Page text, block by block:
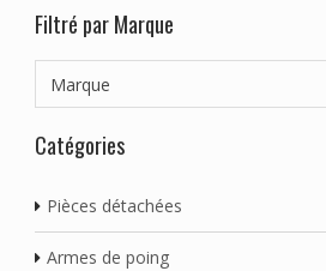
Filtré par Marque
Marque
Catégories
Pièces détachées
Armes de poing